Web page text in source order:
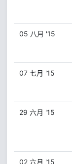
05 八月 '15
07 七月 '15
29 六月 '15
02 六月 '15